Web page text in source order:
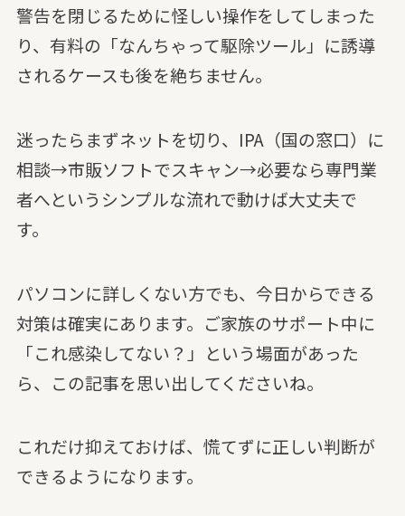
警告を閉じるために怪しい操作をしてしまった
り、有料の「なんちゃって駆除ツール」に誘導
されるケースも後を絶ちません。
迷ったらまずネットを切り、IPA（国の窓口）に
相談→市販ソフトでスキャン→必要なら専門業
者へというシンプルな流れで動けば大丈夫で
す。
パソコンに詳しくない方でも、今日からできる
対策は確実にあります。ご家族のサポート中に
「これ感染してない？」という場面があった
ら、この記事を思い出してくださいね。
これだけ抑えておけば、慌てずに正しい判断が
できるようになります。